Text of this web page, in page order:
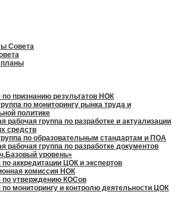
Совета
по признанию результатов НОК
по мониторингу рынка труда и
политике
рабочая группа по разработке и актуализации
средств
по образовательным стандартам и ПОА
рабочая группа по разработке документов
уровень»
по аккредитации ЦОК и экспертов
комиссия НОК
по утверждению КОСов
по мониторингу и контролю деятельности ЦОК